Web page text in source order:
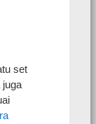
set
juga